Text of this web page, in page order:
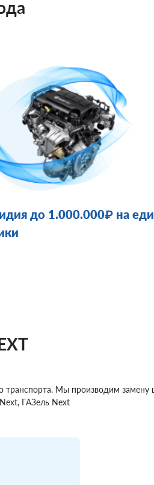
до 1.000.000₽ на
транспорта. Мы производим
ГАЗель Next